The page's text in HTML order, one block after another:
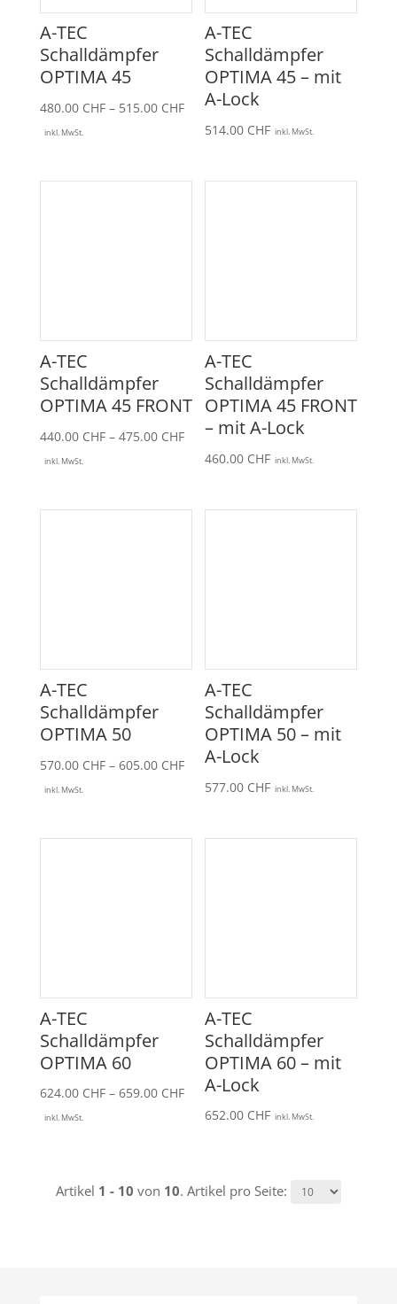
A-TEC
Schalldämpfer
OPTIMA 45
480.00 CHF – 515.00 CHFPreisspanne:
480.00 CHF
inkl. MwSt.
A-TEC
Schalldämpfer
OPTIMA 45 – mit
A-Lock
514.00 CHF inkl. MwSt.
A-TEC
Schalldämpfer
OPTIMA 45 FRONT
440.00 CHF – 475.00 CHFPreisspanne:
440.00 CHF
inkl. MwSt.
A-TEC
Schalldämpfer
OPTIMA 45 FRONT
– mit A-Lock
460.00 CHF inkl. MwSt.
A-TEC
Schalldämpfer
OPTIMA 50
570.00 CHF – 605.00 CHFPreisspanne:
570.00 CHF
inkl. MwSt.
A-TEC
Schalldämpfer
OPTIMA 50 – mit
A-Lock
577.00 CHF inkl. MwSt.
A-TEC
Schalldämpfer
OPTIMA 60
624.00 CHF – 659.00 CHFPreisspanne:
624.00 CHF
inkl. MwSt.
A-TEC
Schalldämpfer
OPTIMA 60 – mit
A-Lock
652.00 CHF inkl. MwSt.
Artikel 1 - 10 von 10. Artikel pro Seite: